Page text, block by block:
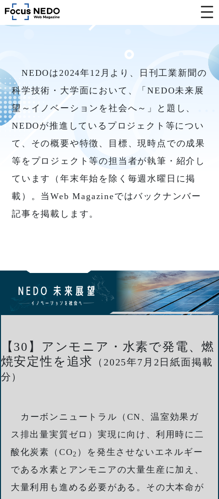
NEDOは2024年12月より、日刊工業新聞の
科学技術・大学面において、「NEDO未来展
望～イノベーションを社会へ～」と題し、
NEDOが推進しているプロジェクト等につい
て、その概要や特徴、目標、現時点での成果
等をプロジェクト等の担当者が執筆・紹介し
ています（年末年始を除く毎週水曜日に掲
載）。当Web Magazineではバックナンバー
記事を掲載します。
【30】アンモニア・水素で発電、燃
焼安定性を追求
（2025年7月2日紙面掲載
分）
カーボンニュートラル（CN、温室効果ガ
ス排出量実質ゼロ）実現に向け、利用時に二
酸化炭素（CO2 ）を発生させないエネルギー
である水素とアンモニアの大量生産に加え、
大量利用も進める必要がある。その大本命が